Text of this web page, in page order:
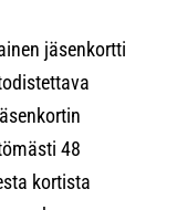
jäsenkortti
48
kortista